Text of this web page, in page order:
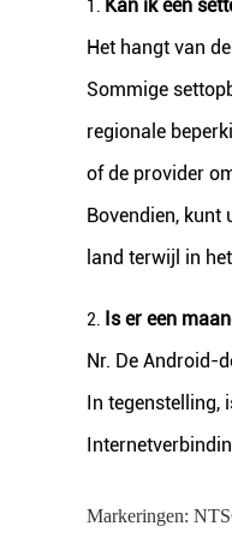
1. Kan ik een
Het hangt van
Sommige
regionale
of de provider
Bovendien, kunt
land terwijl in
2.
Is er een
Nr. De Android-
In
Markeringen: